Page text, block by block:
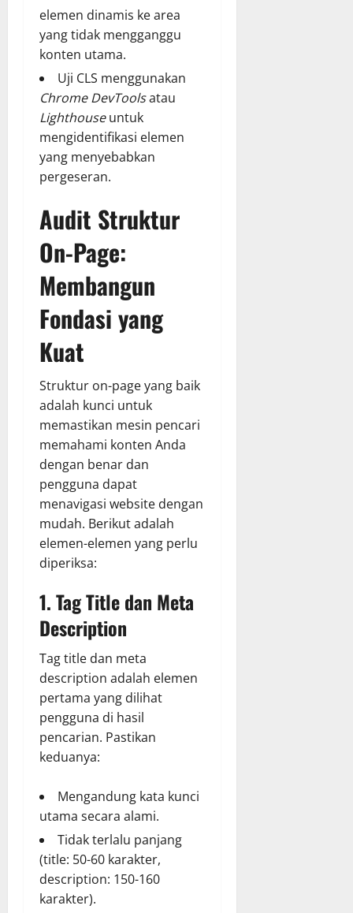
elemen dinamis ke area
yang tidak mengganggu
konten utama.
Uji CLS menggunakan
Chrome DevToolsatau
Lighthouseuntuk
mengidentifikasi elemen
yang menyebabkan
pergeseran.
Audit Struktur
On-Page:
Membangun
Fondasi yang
Kuat
Struktur on-page yang baik
adalah kunci untuk
memastikan mesin pencari
memahami konten Anda
dengan benar dan
pengguna dapat
menavigasi website dengan
mudah. Berikut adalah
elemen-elemen yang perlu
diperiksa:
1. Tag Title dan Meta
Description
Tag title dan meta
description adalah elemen
pertama yang dilihat
pengguna di hasil
pencarian. Pastikan
keduanya:
Mengandung kata kunci
utama secara alami.
Tidak terlalu panjang
(title: 50-60 karakter,
description: 150-160
karakter).